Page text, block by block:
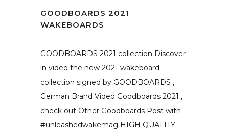
GOODBOARDS 2021
WAKEBOARDS
GOODBOARDS 2021 collection Discover
in video the new 2021 wakeboard
collection signed by GOODBOARDS ,
German Brand Video Goodboards 2021 ,
check out Other Goodboards Post with
#unleashedwakemag HIGH QUALITY